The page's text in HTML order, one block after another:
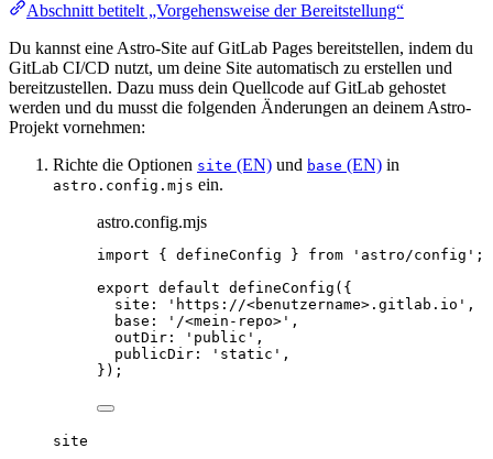
Abschnitt betitelt „Vorgehensweise der Bereitstellung“
Du kannst eine Astro-Site auf GitLab Pages bereitstellen, indem du
GitLab CI/CD nutzt, um deine Site automatisch zu erstellen und
bereitzustellen. Dazu muss dein Quellcode auf GitLab gehostet
werden und du musst die folgenden Änderungen an deinem Astro-
Projekt vornehmen:
Richte die Optionen site (EN) und base (EN) in
astro.config.mjs ein.
astro.config.mjs
import { defineConfig } from ' astro/config ' ;
export default defineConfig ({
site:
' https://<benutzername>.gitlab.io ' ,
base:
' /<mein-repo> ' ,
outDir:
' public ' ,
publicDir:
' static ' ,
});
site